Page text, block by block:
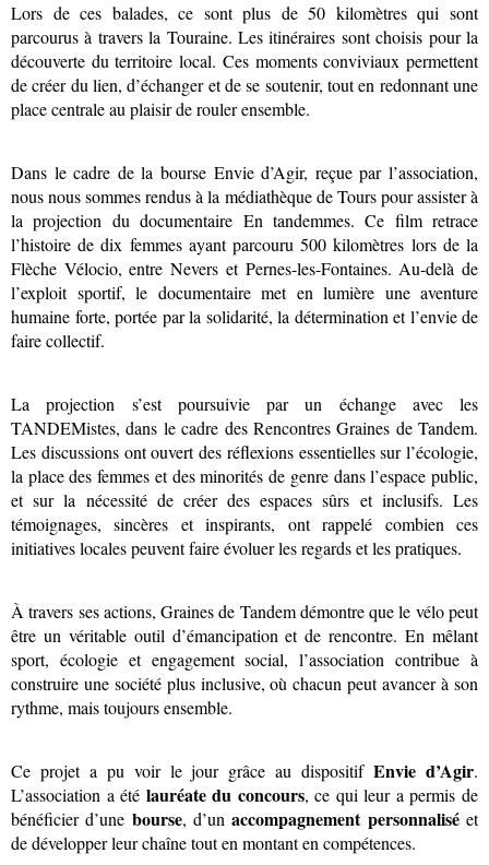
Lors de ces balades, ce sont plus de 50 kilomètres qui sont
parcourus à travers la Touraine. Les itinéraires sont choisis pour la
découverte du territoire local. Ces moments conviviaux permettent
de créer du lien, d’échanger et de se soutenir, tout en redonnant une
place centrale au plaisir de rouler ensemble.
Dans le cadre de la bourse Envie d’Agir, reçue par l’association,
nous nous sommes rendus à la médiathèque de Tours pour assister à
la projection du documentaire En tandemmes. Ce film retrace
l’histoire de dix femmes ayant parcouru 500 kilomètres lors de la
Flèche Vélocio, entre Nevers et Pernes-les-Fontaines. Au-delà de
l’exploit sportif, le documentaire met en lumière une aventure
humaine forte, portée par la solidarité, la détermination et l’envie de
faire collectif.
La projection s’est poursuivie par un échange avec les
TANDEMistes, dans le cadre des Rencontres Graines de Tandem.
Les discussions ont ouvert des réflexions essentielles sur l’écologie,
la place des femmes et des minorités de genre dans l’espace public,
et sur la nécessité de créer des espaces sûrs et inclusifs. Les
témoignages, sincères et inspirants, ont rappelé combien ces
initiatives locales peuvent faire évoluer les regards et les pratiques.
À travers ses actions, Graines de Tandem démontre que le vélo peut
être un véritable outil d’émancipation et de rencontre. En mêlant
sport, écologie et engagement social, l’association contribue à
construire une société plus inclusive, où chacun peut avancer à son
rythme, mais toujours ensemble.
Ce projet a pu voir le jour grâce au dispositifEnvie d’Agir.
L’association a été lauréate du concours, ce qui leur a permis de
bénéficier d’une bourse, d’unaccompagnement personnaliséet
de développer leur chaîne tout en montant en compétences.